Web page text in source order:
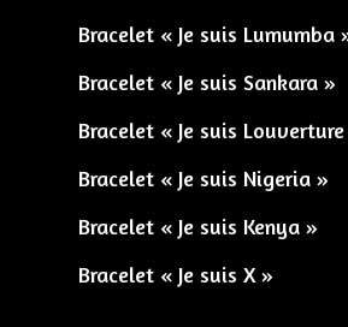
Bracelet « Je suis Lumumba
Bracelet « Je suis Sankara »
Bracelet « Je suis
Bracelet « Je suis Nigeria »
Bracelet « Je suis Kenya »
Bracelet « Je suis X »